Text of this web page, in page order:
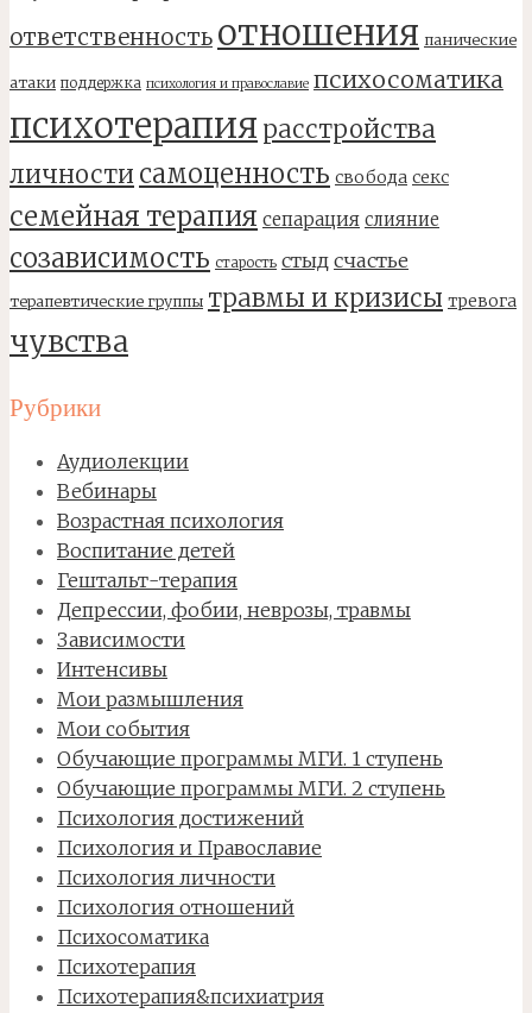
ответственность отношения панические
атаки поддержка психология и православие психосоматика
психотерапия расстройства
личности самоценность свобода секс
семейная терапия сепарация слияние
созависимость старость стыд счастье
терапевтические группы травмы и кризисы тревога
чувства
Рубрики
Аудиолекции
Вебинары
Возрастная психология
Воспитание детей
Гештальт-терапия
Депрессии, фобии, неврозы, травмы
Зависимости
Интенсивы
Мои размышления
Мои события
Обучающие программы МГИ. 1 ступень
Обучающие программы МГИ. 2 ступень
Психология достижений
Психология и Православие
Психология личности
Психология отношений
Психосоматика
Психотерапия
Психотерапия&психиатрия